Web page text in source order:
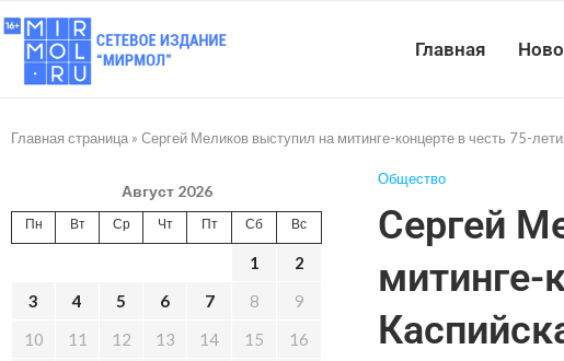
Главная
Главная страница » Сергей Меликов выступил на митинге-концерте в честь 75-
Общество
Сергей
митинге-
Август 2026
Пн Вт Ср Чт Пт Сб Вс
1
2
3
4 5 6 7 8
9
10
11 12 13 14 15
16